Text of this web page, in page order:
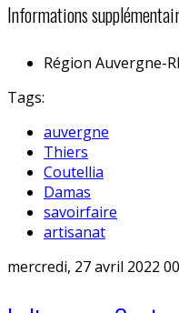
Informations
Région Auvergne-
Tags:
auvergne
Thiers
Coutellia
Damas
savoirfaire
artisanat
mercredi, 27 avril 2022